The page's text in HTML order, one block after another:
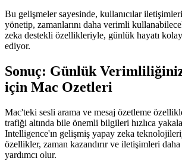
Bu gelişmeler sayesinde, kullanıcılar
yönetip, zamanlarını daha verimli
zeka destekli özellikleriyle, günlük hayatı
ediyor.
Sonuç: Günlük
için Mac Ozetleri
Mac'teki sesli arama ve mesaj özetleme
trafiği altında bile önemli bilgileri hızlıca
Intelligence'ın gelişmiş yapay zeka
özellikler, zaman kazandırır ve iletişimleri
yardımcı olur.